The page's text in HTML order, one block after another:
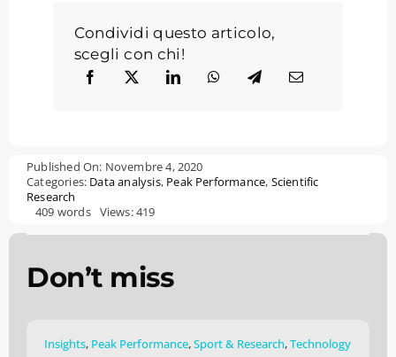
Condividi questo articolo,
scegli con chi!
Published On: Novembre 4, 2020
Categories: Data analysis, Peak Performance, Scientific
Research
409 words
Views: 419
Don’t miss
Insights, Peak Performance,Sport & Research,Technology